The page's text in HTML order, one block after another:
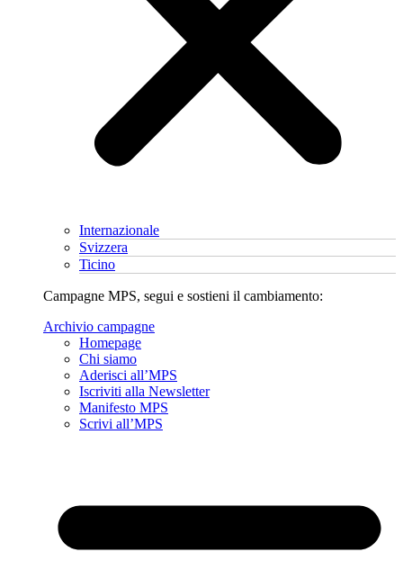
Internazionale
Svizzera
Ticino
Campagne MPS, segui e sostieni il cambiamento:
Archivio campagne
Homepage
Chi siamo
Aderisci all’MPS
Iscriviti alla Newsletter
Manifesto MPS
Scrivi all’MPS